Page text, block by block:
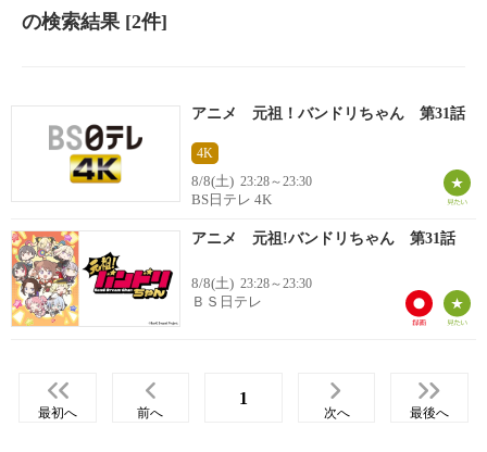
の検索結果[2件]
アニメ 元祖！バンドリちゃん 第31話
4K
8/8(土) 23:28～23:30
BS日テレ 4K
アニメ 元祖!バンドリちゃん 第31話
8/8(土) 23:28～23:30
ＢＳ日テレ
最初へ 前へ
1
次へ 最後へ